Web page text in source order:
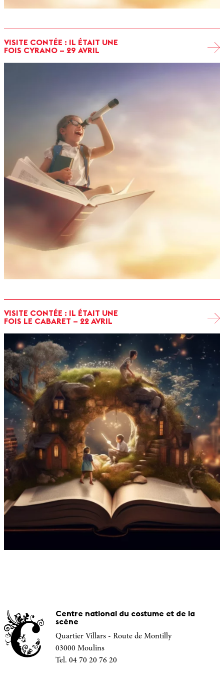
VISITE CONTÉE : IL ÉTAIT UNE
FOIS CYRANO – 29 AVRIL
VISITE CONTÉE : IL ÉTAIT UNE
FOIS LE CABARET – 22 AVRIL
Centre national du costume et de la
scène
Quartier Villars - Route de Montilly
03000 Moulins
Tel. 04 70 20 76 20